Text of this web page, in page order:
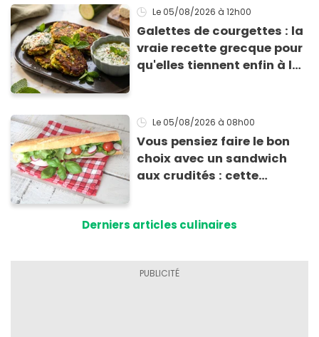
Le 05/08/2026 à 12h00
Galettes de courgettes : la
vraie recette grecque pour
qu'elles tiennent enfin à la
Le 05/08/2026 à 08h00
Vous pensiez faire le bon
choix avec un sandwich
aux crudités : cette
Derniers articles culinaires